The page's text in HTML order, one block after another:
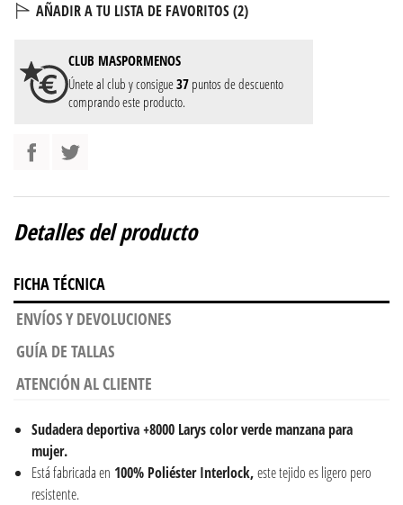
AÑADIR A TU LISTA DE FAVORITOS (2)
CLUB MASPORMENOS
Únete al club y consigue37 puntos de descuento
comprando este producto.
Detalles del producto
FICHA TÉCNICA
ENVÍOS Y DEVOLUCIONES
GUÍA DE TALLAS
ATENCIÓN AL CLIENTE
Sudadera deportiva+8000 Larys color verde manzana para
mujer.
Está fabricada en 100% Poliéster Interlock,este tejido es ligero pero
resistente.